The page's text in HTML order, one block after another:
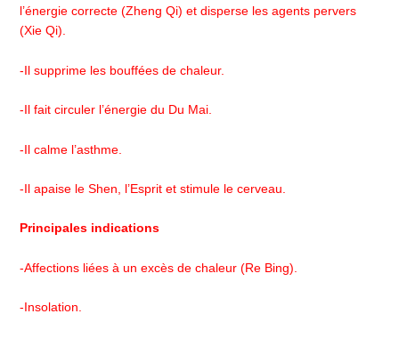
l’énergie correcte (Zheng Qi) et disperse les agents pervers
(Xie Qi).
-Il supprime les bouffées de chaleur.
-Il fait circuler l’énergie du Du Mai.
-Il calme l’asthme.
-Il apaise le Shen, l’Esprit et stimule le cerveau.
Principales indications
-Affections liées à un excès de chaleur (Re Bing).
-Insolation.